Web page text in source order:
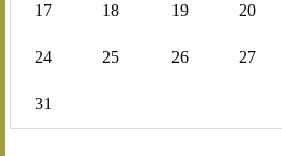
17 18 19 20
24 25 26 27
31